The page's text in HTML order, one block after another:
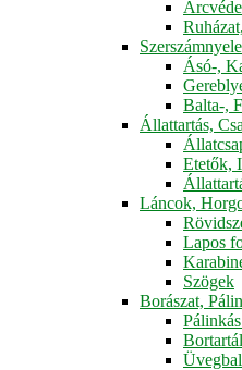
Ásó-,
Balta-,
Állattartás,
Etetők,
Láncok,
Lapos
Szögek
Borászat,